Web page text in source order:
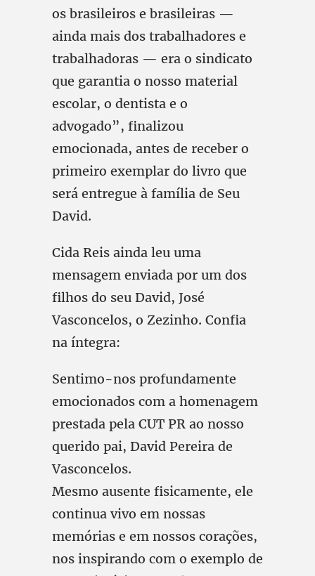
os brasileiros e brasileiras —
ainda mais dos trabalhadores e
trabalhadoras — era o sindicato
que garantia o nosso material
escolar, o dentista e o
advogado”, finalizou
emocionada, antes de receber o
primeiro exemplar do livro que
será entregue à família de Seu
David.
Cida Reis ainda leu uma
mensagem enviada por um dos
filhos do seu David, José
Vasconcelos, o Zezinho. Confia
na íntegra:
Sentimo-nos profundamente
emocionados com a homenagem
prestada pela CUT PR ao nosso
querido pai, David Pereira de
Vasconcelos.
Mesmo ausente fisicamente, ele
continua vivo em nossas
memórias e em nossos corações,
nos inspirando com o exemplo de